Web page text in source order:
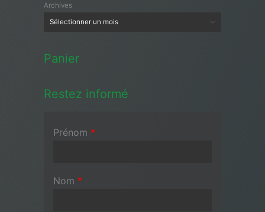
Archives
Panier
Restez informé
Prénom *
Nom *